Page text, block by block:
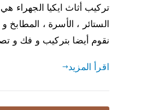
تركيب أثاث ايكيا الجهراء
الستائر ، الأسرة ، المطابخ
نقوم أيضا بتركيب و فك و
اقرأ المزيد